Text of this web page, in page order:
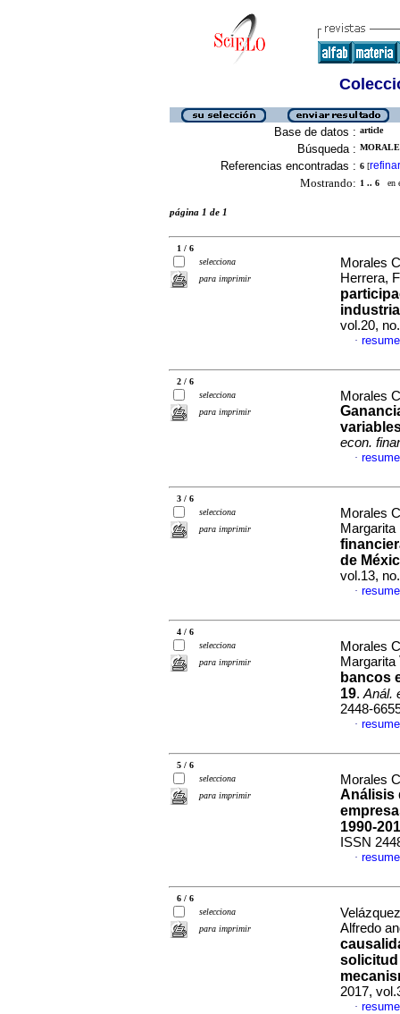
Base de datos : article
Búsqueda :
Referencias encontradas : 6 [refinar
Mostrando: 1 .. 6 en
página 1 de 1
1 / 6
selecciona
para imprimir
Morales
Herrera,
vol.20,
·
2 / 6
selecciona
para imprimir
Morales
econ.
·
3 / 6
selecciona
para imprimir
Morales
Margarita
de
vol.13,
·
4 / 6
selecciona
para imprimir
Morales
Margarita
bancos
19. Anál.
2448-
·
5 / 6
selecciona
para imprimir
Morales
Análisis
1990-
ISSN
·
6 / 6
selecciona
para imprimir
Alfredo
solicitud
2017,
·